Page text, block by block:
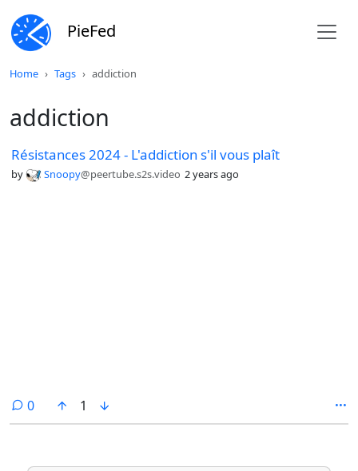
PieFed
Home Tags addiction
addiction
Résistances 2024 - L'addiction s'il vous plaît
by Snoopy@peertube.s2s.video 2 years ago
0comments
1